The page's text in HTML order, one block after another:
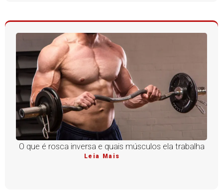
O que é rosca inversa e quais músculos ela trabalha
Leia Mais